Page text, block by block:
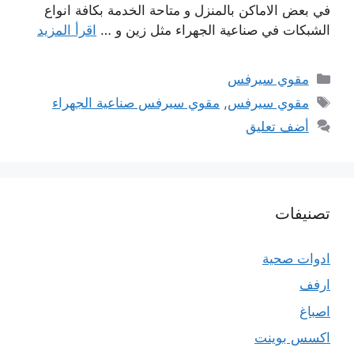
في بعض الاماكن بالمنزل و متاحة الخدمة بكافة انواع
الشبكات في صناعية الجهراء مثل زين و … اقرأ المزيد
التصنيفات
مقوي سيرفس
الوسوم
مقوي سيرفس, مقوي سيرفس صناعية الجهراء
أضف تعليق
تصنيفات
ادوات صحية
ارفف
اصباغ
اكسس بوينت